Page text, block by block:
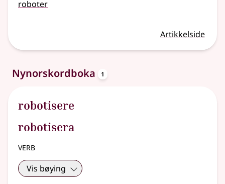
roboter
Artikkelside
Nynorskordboka 1
robotisere
robotisera
verb
Vis bøying